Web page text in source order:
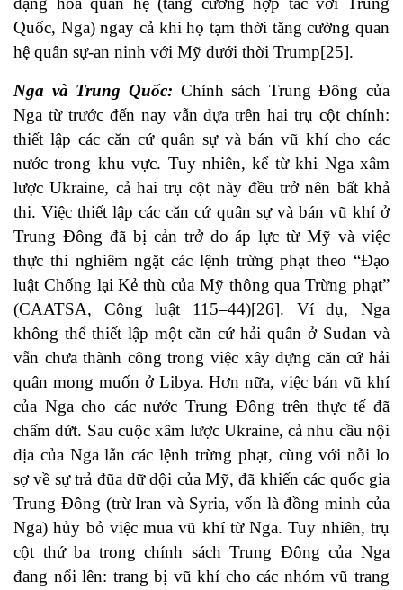
Quốc, Nga) ngay cả khi họ tạm thời tăng cường quan
hệ quân sự-an ninh với Mỹ dưới thời Trump[25].
Nga và Trung Quốc: Chính sách Trung Đông của
Nga từ trước đến nay vẫn dựa trên hai trụ cột chính:
thiết lập các căn cứ quân sự và bán vũ khí cho các
nước trong khu vực. Tuy nhiên, kể từ khi Nga xâm
lược Ukraine, cả hai trụ cột này đều trở nên bất khả
thi. Việc thiết lập các căn cứ quân sự và bán vũ khí ở
Trung Đông đã bị cản trở do áp lực từ Mỹ và việc
thực thi nghiêm ngặt các lệnh trừng phạt theo “Đạo
luật Chống lại Kẻ thù của Mỹ thông qua Trừng phạt”
(CAATSA, Công luật 115–44)[26]. Ví dụ, Nga
không thể thiết lập một căn cứ hải quân ở Sudan và
vẫn chưa thành công trong việc xây dựng căn cứ hải
quân mong muốn ở Libya. Hơn nữa, việc bán vũ khí
của Nga cho các nước Trung Đông trên thực tế đã
chấm dứt. Sau cuộc xâm lược Ukraine, cả nhu cầu nội
địa của Nga lẫn các lệnh trừng phạt, cùng với nỗi lo
sợ về sự trả đũa dữ dội của Mỹ, đã khiến các quốc gia
Trung Đông (trừ Iran và Syria, vốn là đồng minh của
Nga) hủy bỏ việc mua vũ khí từ Nga. Tuy nhiên, trụ
cột thứ ba trong chính sách Trung Đông của Nga
đang nổi lên: trang bị vũ khí cho các nhóm vũ trang